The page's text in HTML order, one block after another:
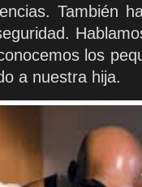
También
los
a nuestra hija.